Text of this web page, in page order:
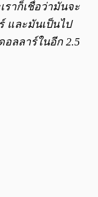
ราก็เชื่อว่ามันจะ
และมันเป็นไป
อลลาร์ในอีก 2.5